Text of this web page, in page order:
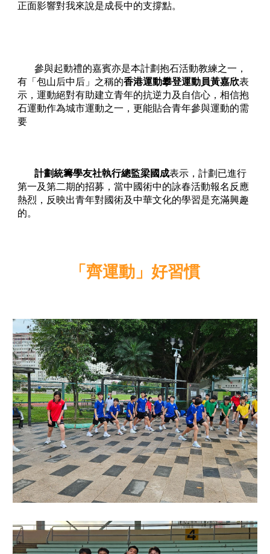
正面影響對我來說是成長中的支撐點。
參與起動禮的嘉賓亦是本計劃抱石活動教練之一，
有「包山后中后」之稱的香港運動攀登運動員黃嘉欣表
示，運動絕對有助建立青年的抗逆力及自信心，相信抱
石運動作為城市運動之一，更能貼合青年參與運動的需
要
計劃統籌學友社執行總監梁國成表示，計劃已進行
第一及第二期的招募，當中國術中的詠春活動報名反應
熱烈，反映出青年對國術及中華文化的學習是充滿興趣
的。
「齊運動」好習慣